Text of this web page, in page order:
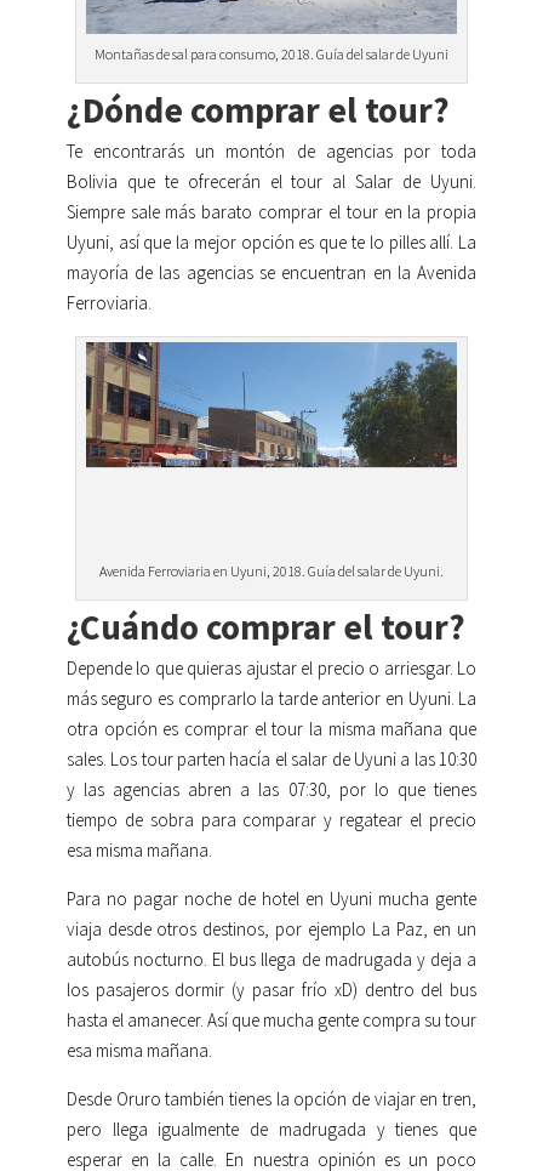
Montañas de sal para consumo, 2018. Guía del salar de Uyuni
¿Dónde comprar el tour?
Te encontrarás un montón de agencias por toda
Bolivia que te ofrecerán el tour al Salar de Uyuni.
Siempre sale más barato comprar el tour en la propia
Uyuni, así que la mejor opción es que te lo pilles allí. La
mayoría de las agencias se encuentran en la Avenida
Ferroviaria.
Avenida Ferroviaria en Uyuni, 2018. Guía del salar de Uyuni.
¿Cuándo comprar el tour?
Depende lo que quieras ajustar el precio o arriesgar. Lo
más seguro es comprarlo la tarde anterior en Uyuni. La
otra opción es comprar el tour la misma mañana que
sales. Los tour parten hacía el salar de Uyuni a las 10:30
y las agencias abren a las 07:30, por lo que tienes
tiempo de sobra para comparar y regatear el precio
esa misma mañana.
Para no pagar noche de hotel en Uyuni mucha gente
viaja desde otros destinos, por ejemplo La Paz, en un
autobús nocturno. El bus llega de madrugada y deja a
los pasajeros dormir (y pasar frío xD) dentro del bus
hasta el amanecer. Así que mucha gente compra su tour
esa misma mañana.
Desde Oruro también tienes la opción de viajar en tren,
pero llega igualmente de madrugada y tienes que
esperar en la calle. En nuestra opinión es un poco